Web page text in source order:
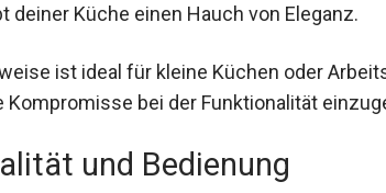
deiner Küche einen Hauch von Eleganz.
ist ideal für kleine Küchen oder
Kompromisse bei der Funktionalität
und Bedienung